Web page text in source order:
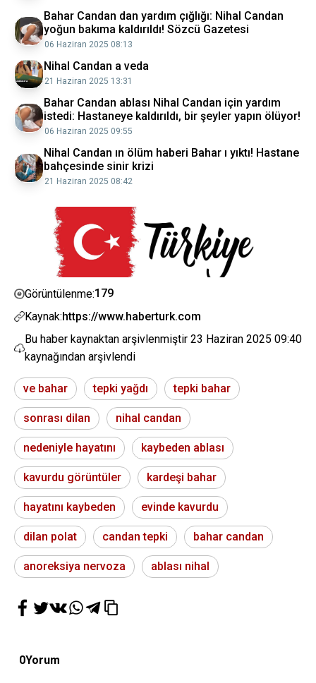
Bahar Candan dan yardım çığlığı: Nihal Candan
yoğun bakıma kaldırıldı! Sözcü Gazetesi
06 Haziran 2025 08:13
Nihal Candan a veda
21 Haziran 2025 13:31
Bahar Candan ablası Nihal Candan için yardım
istedi: Hastaneye kaldırıldı, bir şeyler yapın ölüyor!
06 Haziran 2025 09:55
Nihal Candan ın ölüm haberi Bahar ı yıktı! Hastane
bahçesinde sinir krizi
21 Haziran 2025 08:42
Görüntülenme:179
Kaynak:https://www.haberturk.com
Bu haber kaynaktan arşivlenmiştir 23 Haziran 2025 09:40
kaynağından arşivlendi
ve bahar tepki yağdı tepki bahar
sonrası dilan nihal candan
nedeniyle hayatını kaybeden ablası
kavurdu görüntüler kardeşi bahar
hayatını kaybeden evinde kavurdu
dilan polat candan tepki bahar candan
anoreksiya nervoza ablası nihal
0Yorum